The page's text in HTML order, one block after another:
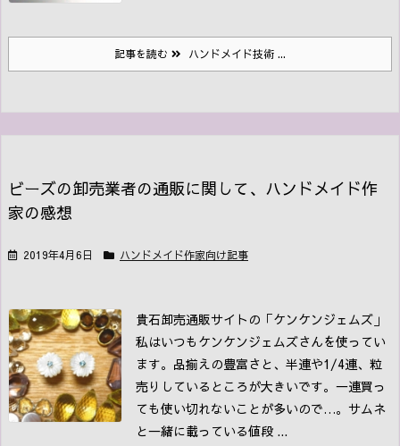
記事を読む ハンドメイド技術 ...
ビーズの卸売業者の通販に関して、ハンドメイド作
家の感想
2019年4月6日 ハンドメイド作家向け記事
貴石卸売通販サイトの「ケンケンジェムズ」
私はいつもケンケンジェムズさんを使ってい
ます。品揃えの豊富さと、半連や1/4連、粒
売りしているところが大きいです。一連買っ
ても使い切れないことが多いので…。 サムネ
と一緒に載っている値段 ...